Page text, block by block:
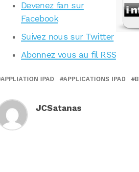
Devenez fan sur
Facebook
Suivez nous sur Twitter
Abonnez vous au fil RSS
APPLIATION IPAD APPLICATIONS IPAD
JCSatanas